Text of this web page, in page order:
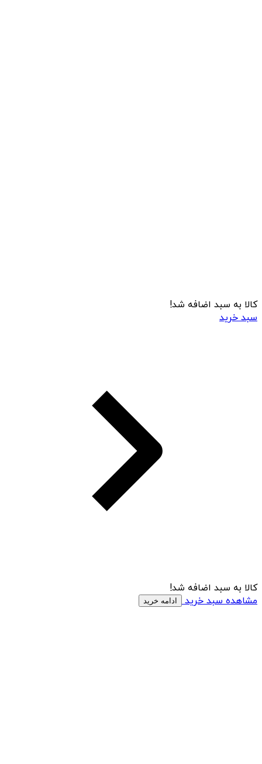
کالا به سبد اضافه شد!
سبد خرید
کالا به سبد اضافه شد!
مشاهده سبد خرید
ادامه خرید